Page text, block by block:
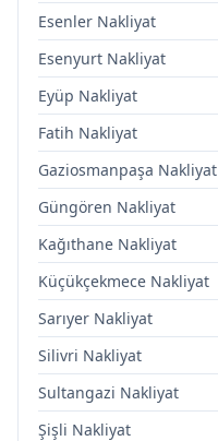
Esenler Nakliyat
Esenyurt Nakliyat
Eyüp Nakliyat
Fatih Nakliyat
Gaziosmanpaşa Nakliyat
Güngören Nakliyat
Kağıthane Nakliyat
Küçükçekmece Nakliyat
Sarıyer Nakliyat
Silivri Nakliyat
Sultangazi Nakliyat
Şişli Nakliyat